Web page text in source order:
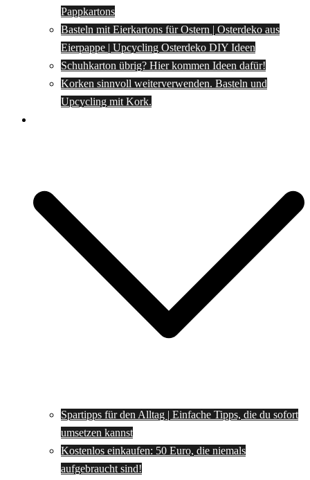
Pappkartons
Basteln mit Eierkartons für Ostern | Osterdeko aus
Eierpappe | Upcycling Osterdeko DIY Ideen
Schuhkarton übrig? Hier kommen Ideen dafür!
Korken sinnvoll weiterverwenden. Basteln und
Upcycling mit Kork.
Spartipps für den Alltag | Einfache Tipps, die du sofort
umsetzen kannst
Kostenlos einkaufen: 50 Euro, die niemals
aufgebraucht sind!